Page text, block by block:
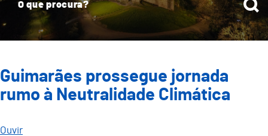
Guimarães prossegue jornada
rumo à Neutralidade Climática
Ouvir